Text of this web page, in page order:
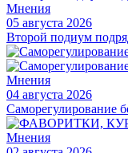
Мнения
05 августа 2026
Второй подиум
Мнения
04 августа 2026
Саморегулирование
Мнения